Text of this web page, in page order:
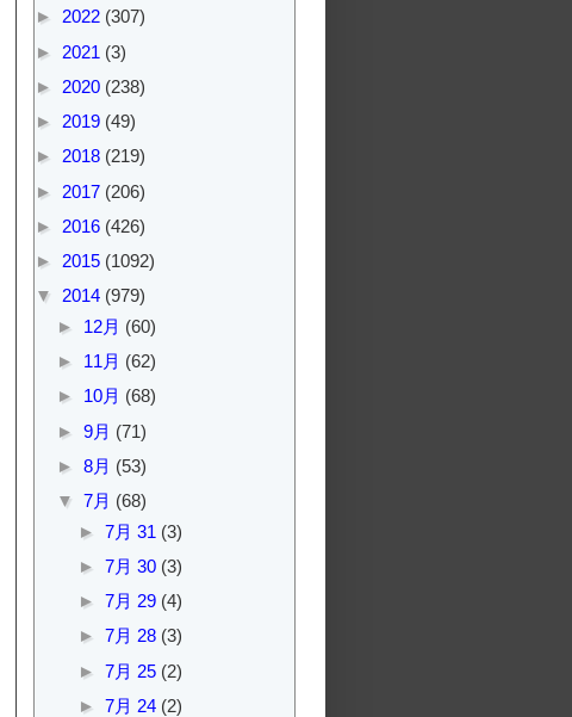
► 2022 (307)
► 2021 (3)
► 2020 (238)
► 2019 (49)
► 2018 (219)
► 2017 (206)
► 2016 (426)
► 2015 (1092)
▼ 2014 (979)
► 12月 (60)
► 11月 (62)
► 10月 (68)
► 9月 (71)
► 8月 (53)
▼ 7月 (68)
► 7月 31 (3)
► 7月 30 (3)
► 7月 29 (4)
► 7月 28 (3)
► 7月 25 (2)
► 7月 24 (2)